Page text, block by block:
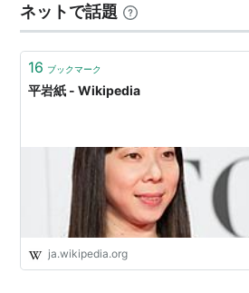
出演
映画「美しい夏キリシマ」出演
映画「木更津キャッツアイ」出演
TV「エースをねらえ！」島真
映画「恋の門」出演
舞台「ウーマンリブvol.８」出演
CM「ケロッグ コーンフロステ
TV「人間の証明」第3話出演
て、そのことを幼馴染たちと普通に
人、きーちゃん（市川実日子）、
ネットで話題
16 ブックマーク
平岩紙 - Wikipedia
ja.wikipedia.org